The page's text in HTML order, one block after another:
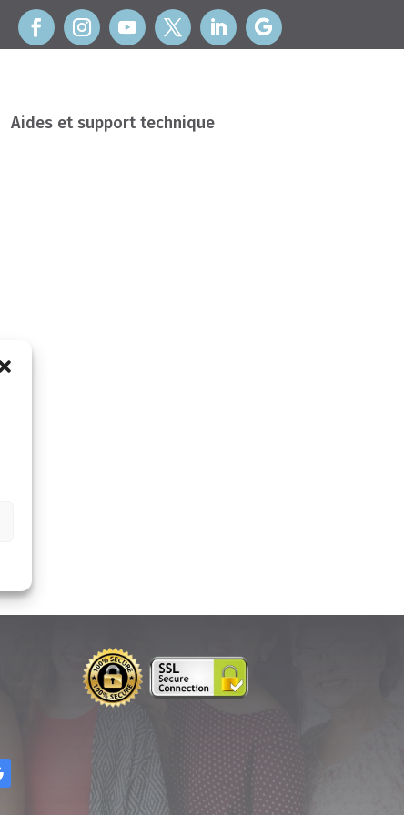
Aides et support technique